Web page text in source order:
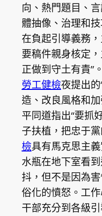
向、熱門題目、
體抽像、治理和
在負起引導義務
要稿件親身核定
正做到守土有責”
勞工健檢夜提出
造、改良風格和
平同道指出“要抓
子扶植，把忠于黨
檢具有馬克思主
水瓶在地下室看
抖，但不是因為
俗化的憤怒。工
干部充分到各級